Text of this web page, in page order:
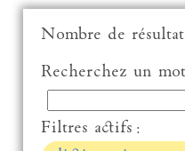
Nombre de
Recherchez un
Filtres actifs :